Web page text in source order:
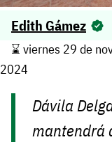
Edith Gámez
⌛️ viernes 29 de
2024
Dávila
mantendrá